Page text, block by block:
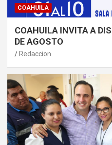
COAHUILA
COAHUILA INVITA A
DE AGOSTO
Redaccion